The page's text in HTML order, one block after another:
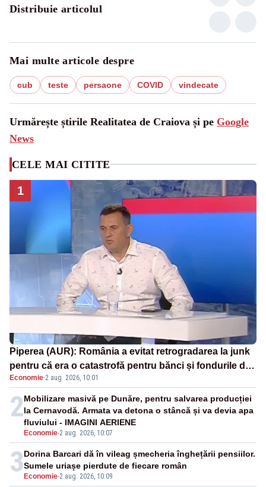
Distribuie articolul
Mai multe articole despre
cub teste persaone COVID vindecate
Urmărește știrile Realitatea de Craiova și pe Google
News
CELE MAI CITITE
1
Piperea (AUR): România a evitat retrogradarea la junk
pentru că era o catastrofă pentru bănci și fondurile de
pensii
Economie·2 aug. 2026, 10:01
2
Economie-2 aug. 2026, 10:07
Mobilizare masivă pe Dunăre, pentru salvarea producției
la Cernavodă. Armata va detona o stâncă și va devia apa
fluviului - IMAGINI AERIENE
3 Economie-2 aug. 2026, 10:09
Dorina Barcari dă în vileag șmecheria înghețării pensiilor.
Sumele uriașe pierdute de fiecare român